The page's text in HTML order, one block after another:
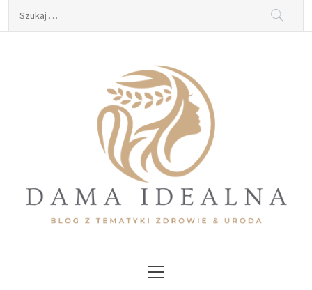
Szukaj:
Dama Idealna
Menu